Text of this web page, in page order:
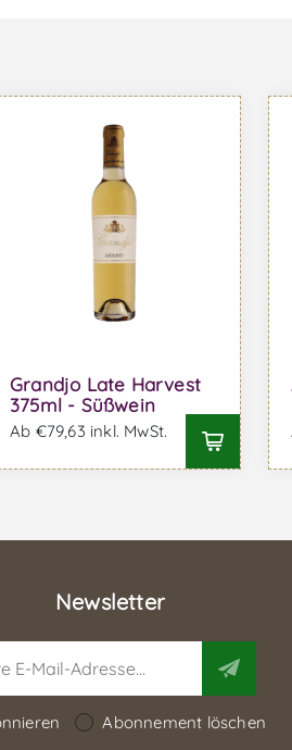
Grandjo Late Harvest
375ml - Süßwein
Ab €79,63 inkl. MwSt.
Newsletter
Abonnement löschen